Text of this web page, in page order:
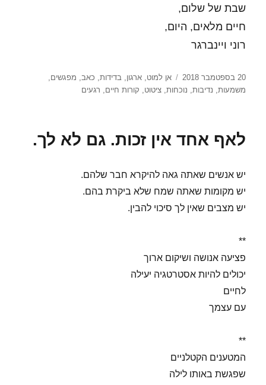
שבת של שלום,
חיים מלאים, היום,
רוני ויינברגר
פורסם
בתאריך
20 בספטמבר 2018 תגיות
אן למוט,ארגון,בדידות, כאב, מפגשים,
משמעות, נדיבות, נוכחות,ציטוט, קורות חיים, רגעים
לאף אחד אין זכות. גם לא לך.
יש אנשים שאתה גאה להיקרא חבר שלהם.
יש מקומות שאתה שמח שלא ביקרת בהם.
יש מצבים שאין לך סיכוי להבין.
**
פציעה אנושה ושיקום ארוך
יכולים להיות אסטרטגיה יעילה
לחיים
עם עצמך
**
המטענים הקטלניים
שפגשת באותו לילה